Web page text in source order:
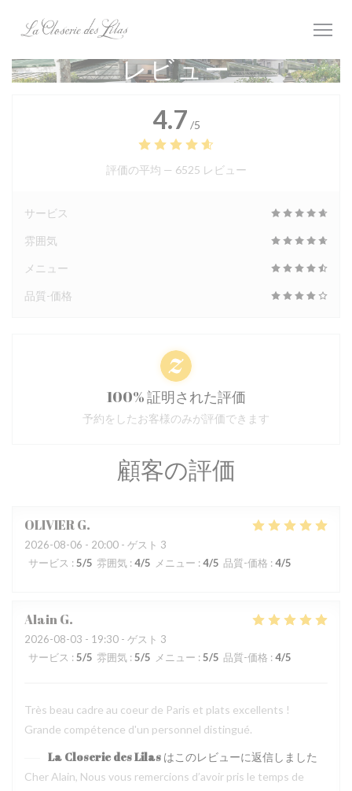
レビュー
顧客の評価
OLIVIERG
2026-08-06 - 20:00 - ゲスト 3
サービス : 5/5 雰囲気 : 4/5 メニュー : 4/5 品質-価格 : 4/5
AlainG
2026-08-03 - 19:30 - ゲスト 3
サービス : 5/5 雰囲気 : 5/5 メニュー : 5/5 品質-価格 : 4/5
Très beau cadre au coeur de Paris et plats excellents !
Grande compétence d'un personnel distingué.
La Closerie des Lilas はこのレビューに返信しました
Cher Alain, Nous vous remercions d’avoir pris le temps de
4.7 /5
評価の平均 — 6525 レビュー
サービス
雰囲気
メニュー
品質-価格
100% 証明された評価
予約をしたお客様のみが評価できます